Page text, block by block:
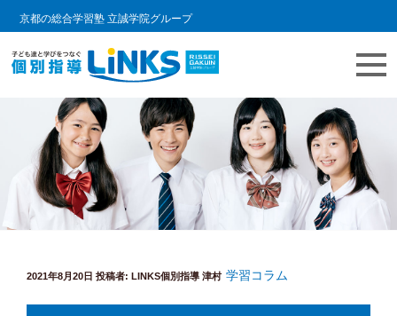
京都の総合学習塾 立誠学院グループ
ス
教室情報ブログ | LINKS個別指導
個別指導塾 リンクスの日常をご紹介します。
投
日:
2021年8月20日 投稿者: LINKS個別指導 津村 学習コラム